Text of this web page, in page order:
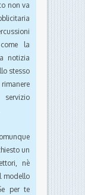
non va
la
notizia
stesso
un
nè
modello
per te